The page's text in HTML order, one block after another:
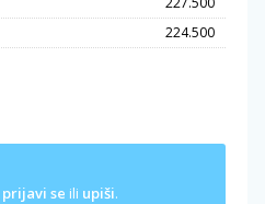
224.500
prijavi se ili upiši.